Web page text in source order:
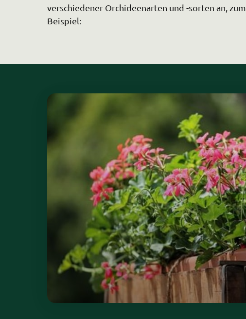
verschiedener Orchideenarten und -sorten an, zum
Beispiel: